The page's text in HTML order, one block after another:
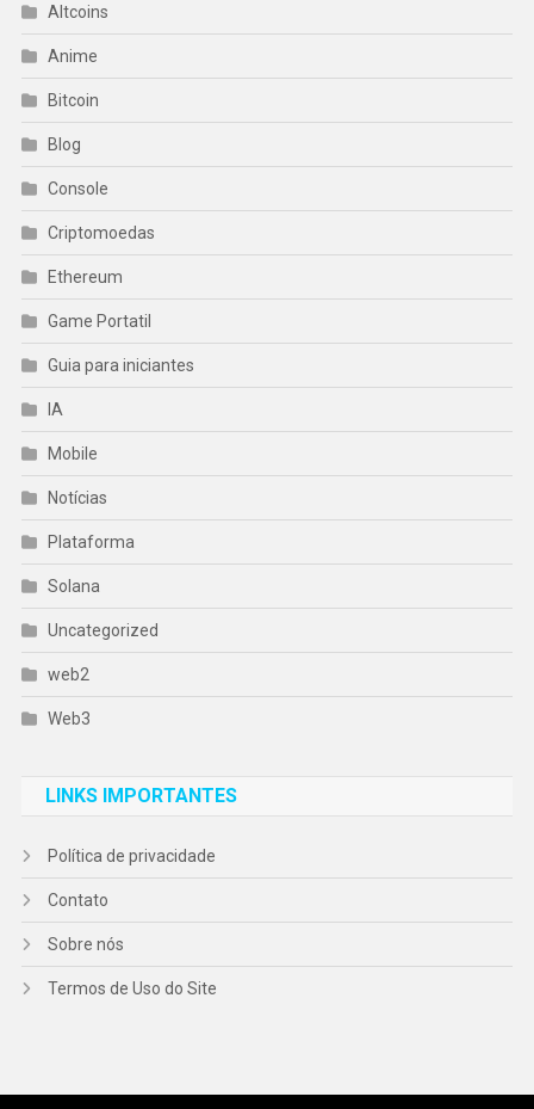
Altcoins
Anime
Bitcoin
Blog
Console
Criptomoedas
Ethereum
Game Portatil
Guia para iniciantes
IA
Mobile
Notícias
Plataforma
Solana
Uncategorized
web2
Web3
LINKS IMPORTANTES
Política de privacidade
Contato
Sobre nós
Termos de Uso do Site